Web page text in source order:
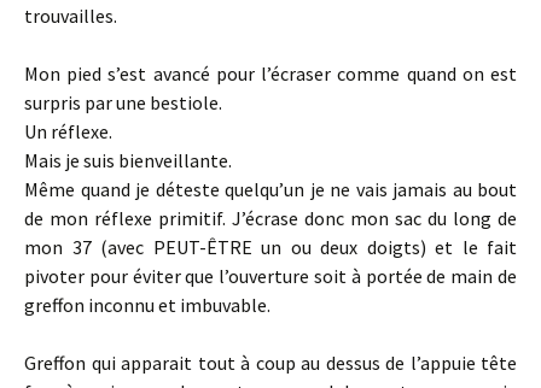
trouvailles.
Mon pied s’est avancé pour l’écraser comme quand on est
surpris par une bestiole.
Un réflexe.
Mais je suis bienveillante.
Même quand je déteste quelqu’un je ne vais jamais au bout
de mon réflexe primitif. J’écrase donc mon sac du long de
mon 37 (avec PEUT-ÊTRE un ou deux doigts) et le fait
pivoter pour éviter que l’ouverture soit à portée de main de
greffon inconnu et imbuvable.
Greffon qui apparait tout à coup au dessus de l’appuie tête